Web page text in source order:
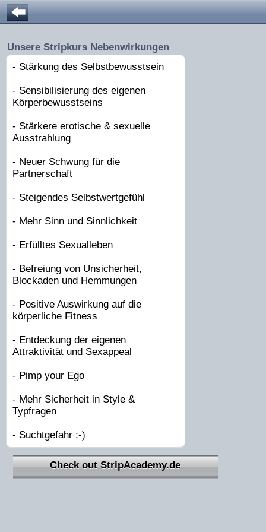
Unsere Stripkurs Nebenwirkungen
- Stärkung des Selbstbewusstsein
- Sensibilisierung des eigenen
Körperbewusstseins
- Stärkere erotische & sexuelle
Ausstrahlung
- Neuer Schwung für die
Partnerschaft
- Steigendes Selbstwertgefühl
- Mehr Sinn und Sinnlichkeit
- Erfülltes Sexualleben
- Befreiung von Unsicherheit,
Blockaden und Hemmungen
- Positive Auswirkung auf die
körperliche Fitness
- Entdeckung der eigenen
Attraktivität und Sexappeal
- Pimp your Ego
- Mehr Sicherheit in Style &
Typfragen
- Suchtgefahr ;-)
Check out StripAcademy.de